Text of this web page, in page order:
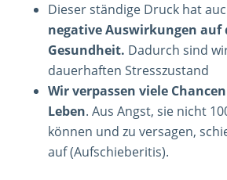
Dieser ständige Druck hat
negative Auswirkungen auf
Gesundheit. Dadurch sind
dauerhaften Stresszustand
Wir verpassen viele
Leben. Aus Angst, sie nicht
können und zu versagen,
auf (Aufschieberitis).